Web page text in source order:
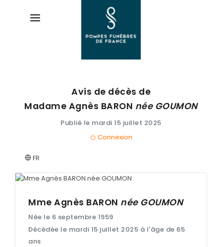
AVIS
DE DÉCÈS
ORGANISER
DES OBSÈQUES
& ARTICLES
Entretien de sépulture
Livraison de Fleurs Naturelles
NOTRE
AGENCE
Avis de décès de
Madame Agnès BARON née GOUMON
Publié le mardi 15 juillet 2025
Connexion
FR
Mme Agnès BARON née GOUMON
Née le 6 septembre 1959
Décédée le mardi 15 juillet 2025 à l'âge de 65
ans